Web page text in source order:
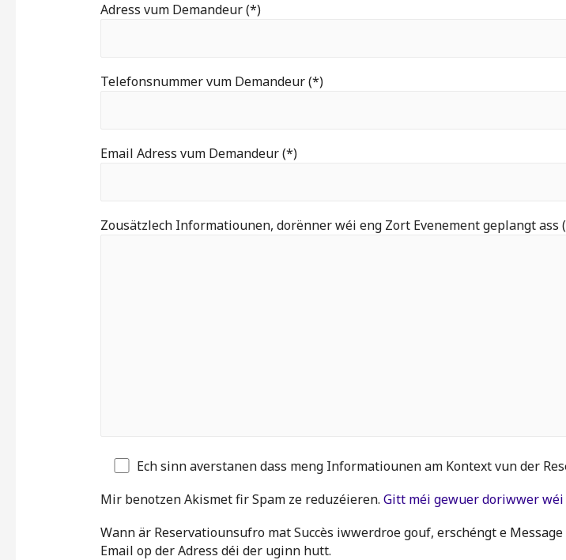
Adress vum Demandeur (*)
Telefonsnummer vum Demandeur (*)
Email Adress vum Demandeur (*)
Zousätzlech Informatiounen, dorënner wéi eng Zort Evenement geplangt ass
Ech sinn averstanen dass meng Informatiounen am Kontext vun der
Mir benotzen Akismet fir Spam ze reduzéieren. Gitt méi gewuer doriwwer
Wann är Reservatiounsufro mat Succès iwwerdroe gouf, erschéngt e
Email op der Adress déi der uginn hutt.